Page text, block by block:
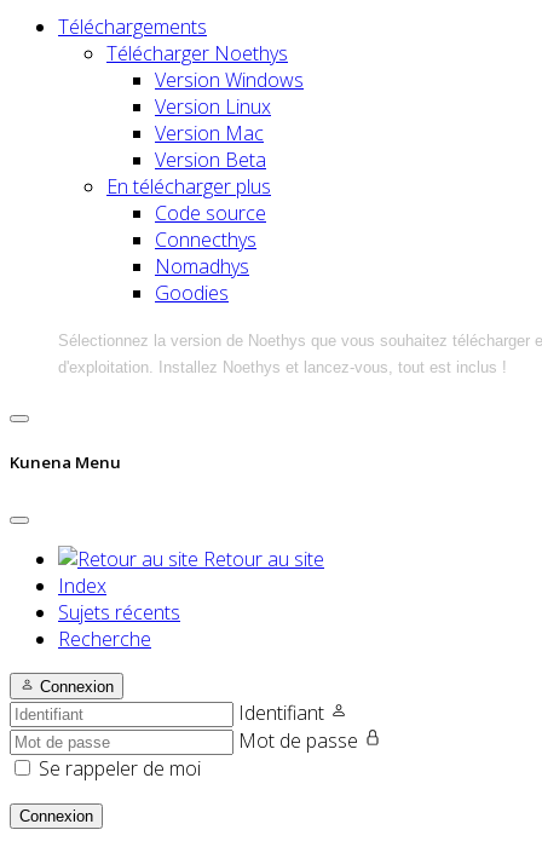
Téléchargements
Télécharger Noethys
Version Windows
Version Linux
Version Mac
Version Beta
En télécharger plus
Code source
Connecthys
Nomadhys
Goodies
Sélectionnez la version de Noethys que vous souhaitez télécharger
d'exploitation. Installez Noethys et lancez-vous, tout est inclus !
Kunena Menu
Retour au site
Index
Sujets récents
Recherche
Connexion
Identifiant
Mot de passe
Se rappeler de moi
Connexion